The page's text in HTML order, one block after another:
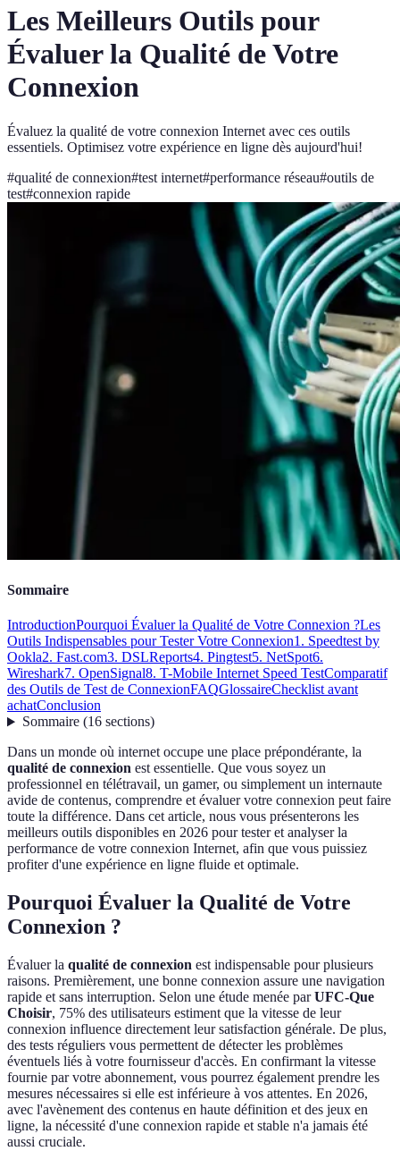
Les Meilleurs Outils pour
Évaluer la Qualité de Votre
Connexion
Évaluez la qualité de votre connexion Internet avec ces outils
essentiels. Optimisez votre expérience en ligne dès aujourd'hui!
#qualité de connexion#test internet#performance réseau#outils de
test#connexion rapide
Sommaire
IntroductionPourquoi Évaluer la Qualité de Votre Connexion ?Les
Outils Indispensables pour Tester Votre Connexion1. Speedtest by
Ookla2. Fast.com3. DSLReports4. Pingtest5. NetSpot6.
Wireshark7. OpenSignal8. T-Mobile Internet Speed TestComparatif
des Outils de Test de ConnexionFAQGlossaireChecklist avant
achatConclusion
Sommaire(16 sections)
Dans un monde où internet occupe une place prépondérante, la
qualité de connexion est essentielle. Que vous soyez un
professionnel en télétravail, un gamer, ou simplement un internaute
avide de contenus, comprendre et évaluer votre connexion peut faire
toute la différence. Dans cet article, nous vous présenterons les
meilleurs outils disponibles en 2026 pour tester et analyser la
performance de votre connexion Internet, afin que vous puissiez
profiter d'une expérience en ligne fluide et optimale.
Pourquoi Évaluer la Qualité de Votre
Connexion ?
Évaluer la qualité de connexion est indispensable pour plusieurs
raisons. Premièrement, une bonne connexion assure une navigation
rapide et sans interruption. Selon une étude menée parUFC-Que
Choisir, 75% des utilisateurs estiment que la vitesse de leur
connexion influence directement leur satisfaction générale. De plus,
des tests réguliers vous permettent de détecter les problèmes
éventuels liés à votre fournisseur d'accès. En confirmant la vitesse
fournie par votre abonnement, vous pourrez également prendre les
mesures nécessaires si elle est inférieure à vos attentes. En 2026,
avec l'avènement des contenus en haute définition et des jeux en
ligne, la nécessité d'une connexion rapide et stable n'a jamais été
aussi cruciale.